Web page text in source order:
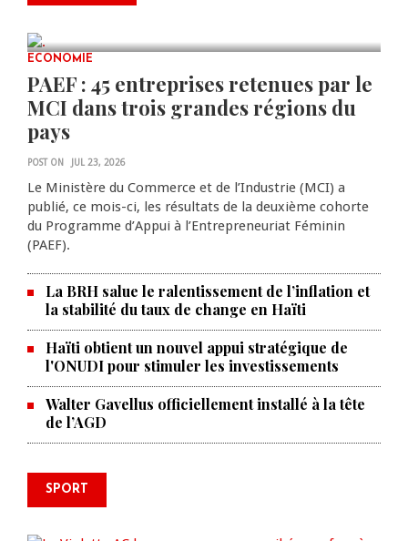
0 COMMENTS
ECONOMIE
PAEF : 45 entreprises retenues par le
MCI dans trois grandes régions du
pays
POST ON JUL 23, 2026
Le Ministère du Commerce et de l’Industrie (MCI) a
publié, ce mois-ci, les résultats de la deuxième cohorte
du Programme d’Appui à l’Entrepreneuriat Féminin
(PAEF).
La BRH salue le ralentissement de l’inflation et
la stabilité du taux de change en Haïti
Haïti obtient un nouvel appui stratégique de
l'ONUDI pour stimuler les investissements
Walter Gavellus officiellement installé à la tête
de l’AGD
SPORT
Le Violette AC lance sa campagne